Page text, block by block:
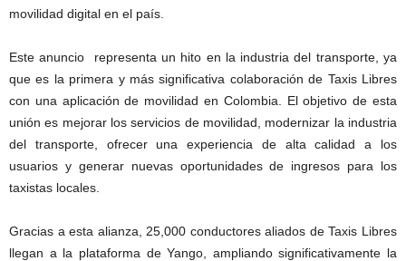
movilidad digital en el país.
Este anuncio representa un hito en la industria del transporte, ya
que es la primera y más significativa colaboración de Taxis Libres
con una aplicación de movilidad en Colombia. El objetivo de esta
unión es mejorar los servicios de movilidad, modernizar la industria
del transporte, ofrecer una experiencia de alta calidad a los
usuarios y generar nuevas oportunidades de ingresos para los
taxistas locales.
Gracias a esta alianza, 25,000 conductores aliados de Taxis Libres
llegan a la plataforma de Yango, ampliando significativamente la